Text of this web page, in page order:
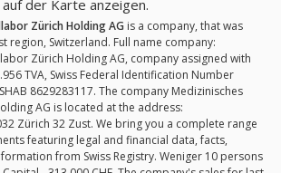
der Karte anzeigen.
Zürich Holding AG is a company, that was
region, Switzerland. Full name company:
Zürich Holding AG, company assigned with
TVA, Swiss Federal Identification Number
8629283117. The company Medizinisches
AG is located at the address:
Zürich 32 Zust. We bring you a complete range
featuring legal and financial data, facts,
from Swiss Registry. Weniger 10 persons